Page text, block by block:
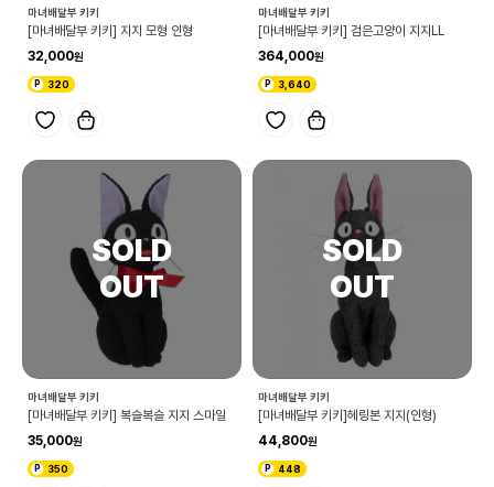
마녀배달부 키키
[마녀배달부 키키] 지지 모형 인형
32,000
320
마녀배달부 키키
[마녀배달부 키키] 검은고양이 지지LL
364,000
3,640
마녀배달부 키키
[마녀배달부 키키] 복슬복슬 지지 스마일
35,000
350
마녀배달부 키키
[마녀배달부 키키]헤링본 지지(인형)
44,800
448